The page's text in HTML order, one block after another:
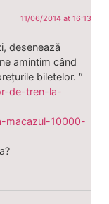
11/06/2014 at 16:13
desenează
amintim când
biletelor. “
de-tren-la-
macazul-10000-